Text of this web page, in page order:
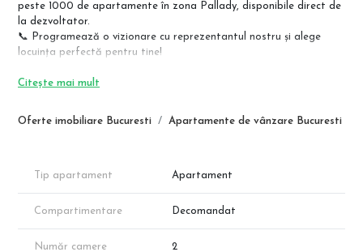
Oferte imobiliare Bucuresti Apartamente de vânzare Bucuresti
peste 1000 de apartamente în zona Pallady, disponibile direct de
la dezvoltator.
📞 Programează o vizionare cu reprezentantul nostru și alege
locuința perfectă pentru tine!
Apartamente premium – Theodor Pallady, lângă metrou Nicolae
comision
la doar câțiva pași de stația de metrou Nicolae Teclu!
✔ Ferestre mari pentru luminozitate naturală
✔ Locuri de parcare subterane
✔ Construcție conform normelor actuale
Citește mai mult
Tip apartament Apartament
Compartimentare Decomandat
Număr camere 2